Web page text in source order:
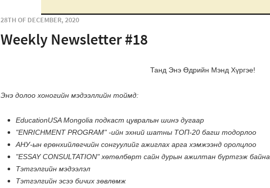
28TH OF DECEMBER, 2020
Weekly Newsletter #18
Танд Энэ Өдрийн Мэнд Хүргэе!
Энэ долоо хоногийн мэдээллийн тоймд:
EducationUSA Mongolia подкаст цувралын шинэ дугаар
"ENRICHMENT PROGRAM" -ийн эхний шатны ТОП-20 багш тодорлоо
АНУ-ын ерөнхийлөгчийн сонгуулийг ажиглах арга хэмжээнд оролцлоо
"ESSAY CONSULTATION" хөтөлбөрт сайн дурын ажилтан бүртгэж байна
Тэтгэлгийн мэдээлэл
Тэтгэлгийн эсээ бичих зөвлөмж